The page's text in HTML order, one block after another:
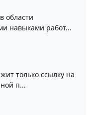
области
навыками работ...
только ссылку на
п...